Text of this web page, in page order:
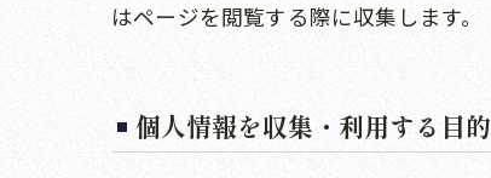
はページを閲覧する際に収集します。
個人情報を収集・利用する目的